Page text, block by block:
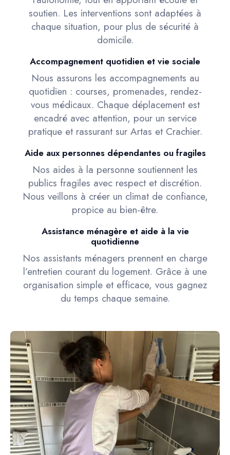
soutien. Les interventions sont adaptées à
chaque situation, pour plus de sécurité à
domicile.
Accompagnement quotidien et vie sociale
Nous assurons les accompagnements au
quotidien : courses, promenades, rendez-
vous médicaux. Chaque déplacement est
encadré avec attention, pour un service
pratique et rassurant sur Artas et Crachier.
Aide aux personnes dépendantes ou fragiles
Nos aides à la personne soutiennent les
publics fragiles avec respect et discrétion.
Nous veillons à créer un climat de confiance,
propice au bien-être.
Assistance ménagère et aide à la vie
quotidienne
Nos assistants ménagers prennent en charge
l’entretien courant du logement. Grâce à une
organisation simple et efficace, vous gagnez
du temps chaque semaine.